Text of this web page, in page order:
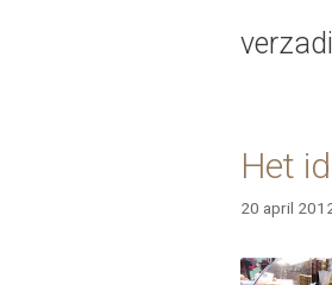
Het
20 april